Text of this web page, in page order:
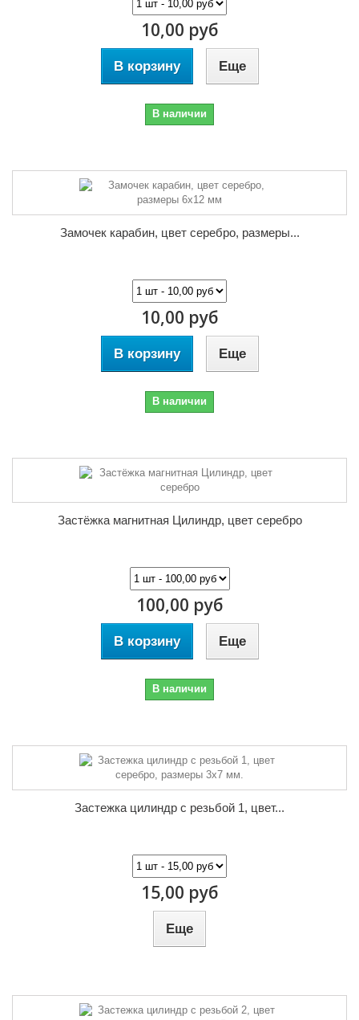
10,00 руб
В корзину Еще
В наличии
Замочек карабин, цвет серебро, размеры...
10,00 руб
В корзину Еще
В наличии
Застёжка магнитная Цилиндр, цвет серебро
100,00 руб
В корзину Еще
В наличии
Застежка цилиндр с резьбой 1, цвет...
15,00 руб
Еще